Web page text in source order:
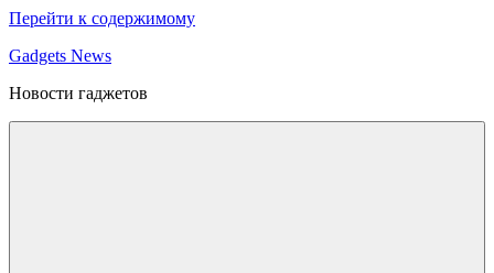
Перейти к содержимому
Gadgets News
Новости гаджетов